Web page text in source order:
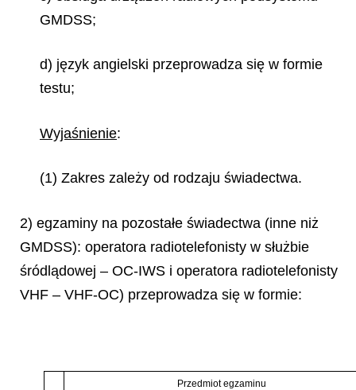
GMDSS;
d) język angielski przeprowadza się w formie
testu;
Wyjaśnienie:
(1) Zakres zależy od rodzaju świadectwa.
2) egzaminy na pozostałe świadectwa (inne niż
GMDSS): operatora radiotelefonisty w służbie
śródlądowej – OC-IWS i operatora radiotelefonisty
VHF – VHF-OC) przeprowadza się w formie:
Przedmiot egzaminu